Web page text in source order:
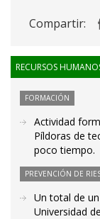
Compartir:
RECURSOS
FORMACIÓN
Actividad
Píldoras de
poco tiempo.
PREVENCIÓN DE
Un total de
Universidad